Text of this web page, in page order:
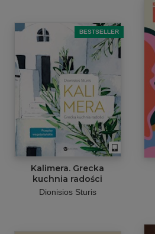
BESTSELLER
Kalimera. Grecka
kuchnia radości
Dionisios Sturis